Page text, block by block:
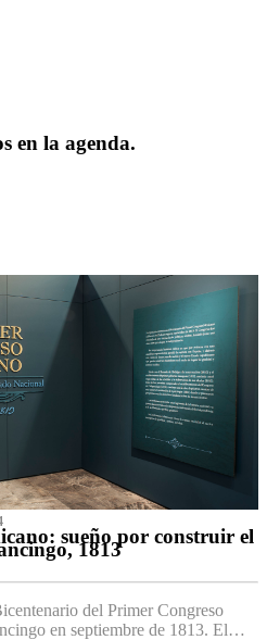
en la agenda.
sueño por construir el
1813
del Primer Congreso
en septiembre de 1813. El…